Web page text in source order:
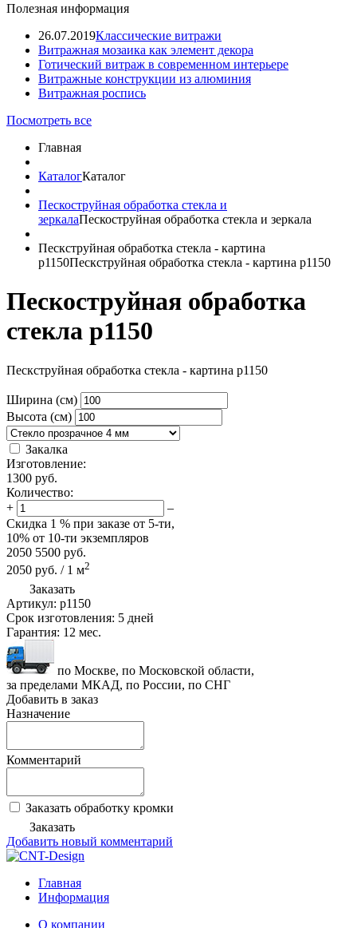
Полезная информация
26.07.2019Классические витражи
Витражная мозаика как элемент декора
Готический витраж в современном интерьере
Витражные конструкции из алюминия
Витражная роспись
Посмотреть все
Главная
КаталогКаталог
Пескоструйная обработка стекла и
зеркалаПескоструйная обработка стекла и зеркала
Пескструйная обработка стекла - картина
p1150Пескструйная обработка стекла - картина p1150
Пескоструйная обработка
стекла p1150
Пескструйная обработка стекла - картина p1150
Ширина (см)
Высота (см)
Закалка
Изготовление:
1300 руб.
Количество:
+
–
Скидка 1 % при заказе от 5-ти,
10% от 10-ти экземпляров
2050 5500 руб.
2050 руб. / 1 м2
Заказать
Артикул: p1150
Срок изготовления: 5 дней
Гарантия: 12 мес.
по Москве, по Московской области,
за пределами МКАД, по России, по СНГ
Добавить в заказ
Назначение
Комментарий
Заказать обработку кромки
Заказать
Добавить новый комментарий
Главная
Информация
О компании